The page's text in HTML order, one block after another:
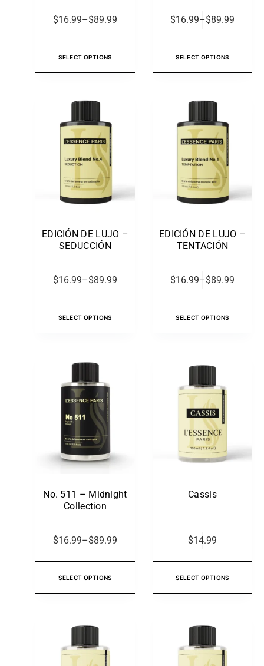
$16.99–$89.99
SELECT OPTIONS
$16.99–$89.99
SELECT OPTIONS
EDICIÓN DE LUJO –
SEDUCCIÓN
$16.99–$89.99
SELECT OPTIONS
EDICIÓN DE LUJO –
TENTACIÓN
$16.99–$89.99
SELECT OPTIONS
No. 511 – Midnight
Collection
$16.99–$89.99
SELECT OPTIONS
Cassis
$14.99
SELECT OPTIONS